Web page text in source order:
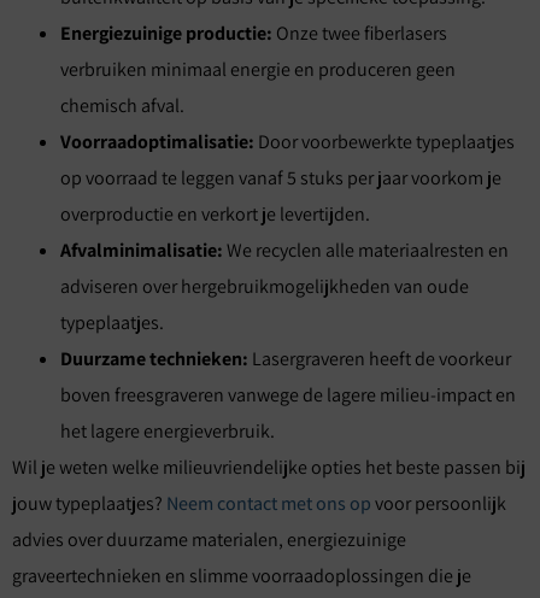
Energiezuinige productie: Onze twee fiberlasers
verbruiken minimaal energie en produceren geen
chemisch afval.
Voorraadoptimalisatie: Door voorbewerkte typeplaatjes
op voorraad te leggen vanaf 5 stuks per jaar voorkom je
overproductie en verkort je levertijden.
Afvalminimalisatie:We recyclen alle materiaalresten en
adviseren over hergebruikmogelijkheden van oude
typeplaatjes.
Duurzame technieken: Lasergraveren heeft de voorkeur
boven freesgraveren vanwege de lagere milieu-impact en
het lagere energieverbruik.
Wil je weten welke milieuvriendelijke opties het beste passen bij
jouw typeplaatjes? Neem contact met ons opvoor persoonlijk
advies over duurzame materialen, energiezuinige
graveertechnieken en slimme voorraadoplossingen die je